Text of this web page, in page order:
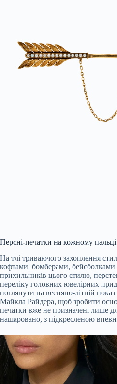
Персні-печатки на кожному пальці
На тлі триваючого захоплення
кофтами, бомберами,
прихильників цього стилю,
переліку головних ювелірних
поглянути на весняно-літній
Майкла Райдера, щоб зробити
печатки вже не призначені лише
нашаровано, з підкресленою